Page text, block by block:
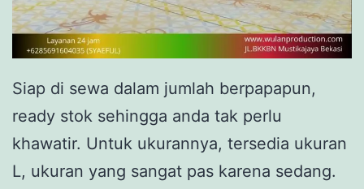
Siap di sewa dalam jumlah berpapapun,
ready stok sehingga anda tak perlu
khawatir. Untuk ukurannya, tersedia ukuran
L, ukuran yang sangat pas karena sedang.